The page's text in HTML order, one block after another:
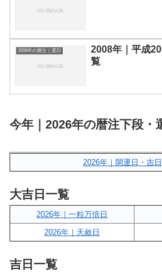
2008年の暦注｜選日
2008年｜平成
覧
今年｜2026年の暦注下段・
2026年｜開運日・吉
大吉日一覧
2026年｜一粒万倍日
2026年｜天赦日
吉日一覧